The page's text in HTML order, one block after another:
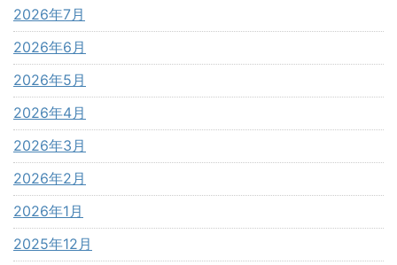
2026年7月
2026年6月
2026年5月
2026年4月
2026年3月
2026年2月
2026年1月
2025年12月